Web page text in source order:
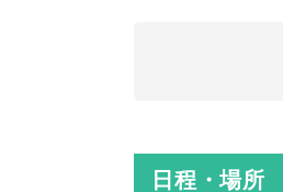
日程・場所